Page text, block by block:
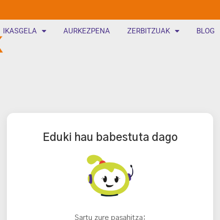
IKASGELA AURKEZPENA ZERBITZUAK BLOG
Eduki hau babestuta dago
Sartu zure pasahitza: